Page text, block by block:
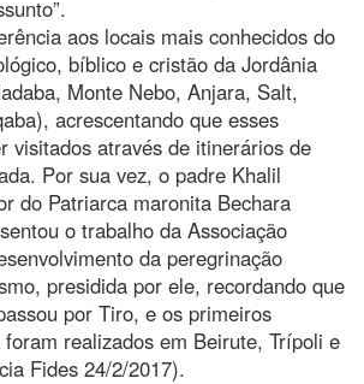
aos locais mais conhecidos do
bíblico e cristão da Jordânia
Monte Nebo, Anjara, Salt,
acrescentando que esses
visitados através de itinerários de
Por sua vez, o padre Khalil
do Patriarca maronita Bechara
o trabalho da Associação
da peregrinação
presidida por ele, recordando que
por Tiro, e os primeiros
realizados em Beirute, Trípoli e
Fides 24/2/2017).